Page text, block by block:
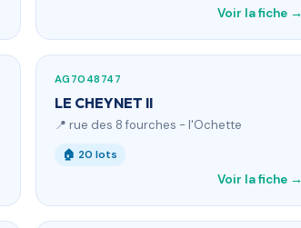
Voir la fiche →
AG7048747
LE CHEYNET II
📍 rue des 8 fourches - l'Ochette
🏠 20 lots
Voir la fiche →